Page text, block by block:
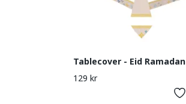
Tablecover - Eid Ramadan
129 kr